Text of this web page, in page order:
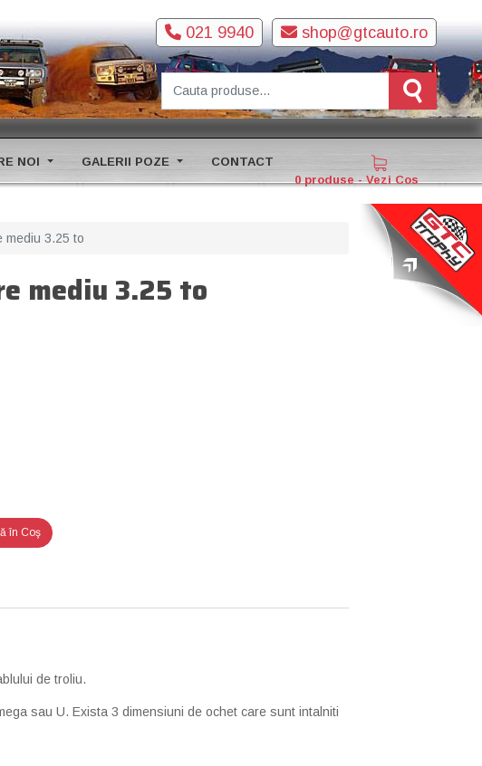
shop@gtcauto.ro
021 9940
NOI GALERII POZE
CONTACT
0 produse - Vezi Cos
mediu 3.25 to
mediu 3.25 to
în Coş
de troliu.
sau U. Exista 3 dimensiuni de ochet care sunt intalniti